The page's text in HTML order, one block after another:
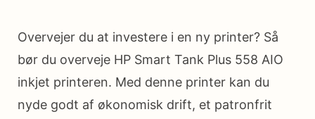
Overvejer du at investere i en ny printer? Så
bør du overveje HP Smart Tank Plus 558 AIO
inkjet printeren. Med denne printer kan du
nyde godt af økonomisk drift, et patronfrit